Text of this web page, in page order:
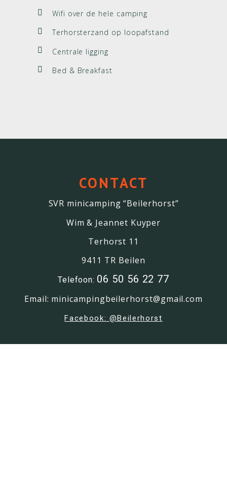
Wifi over de hele camping
Terhorsterzand op loopafstand
Centrale ligging
Bed & Breakfast
CONTACT
SVR minicamping “Beilerhorst”
Wim & Jeannet Kuyper
Terhorst 11
9411 TR Beilen
Telefoon: 06 50 56 22 77
Email: minicampingbeilerhorst@gmail.com
Facebook: @Beilerhorst